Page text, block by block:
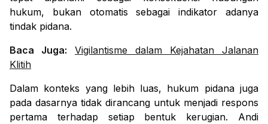
hukum, bukan otomatis sebagai indikator adanya
tindak pidana.
Baca Juga:
Vigilantisme dalam Kejahatan Jalanan
Klitih
Dalam konteks yang lebih luas, hukum pidana juga
pada dasarnya tidak dirancang untuk menjadi respons
pertama terhadap setiap bentuk kerugian. Andi